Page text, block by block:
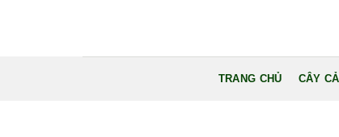
TRANG CHỦ CÂY